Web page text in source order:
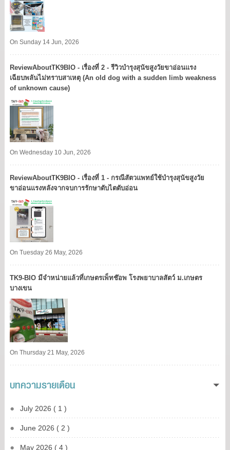
On Sunday 14 Jun, 2026
ReviewAboutTK9BIO - เรื่องที่ 2 - รีวิวบำรุงสุนัขสูงวัยขาอ่อนแรง
เฉียบพลันไม่ทราบสาเหตุ (An old dog with a sudden limb weakness
of unknown cause)
On Wednesday 10 Jun, 2026
ReviewAboutTK9BIO - เรื่องที่ 1 - กรณีสัตวแพทย์ใช้บำรุงสุนัขสูงวัย
ขาอ่อนแรงหลังจากจบการรักษาตับไตตับอ่อน
On Tuesday 26 May, 2026
TK9​-BIO มีจำหน่ายแล้วที่เกษตรเพ็ทช๊อพ โรงพยาบาลสัตว์ ม.เกษตร
บางเขน​
On Thursday 21 May, 2026
บทความรายเดือน
July 2026 ( 1 )
June 2026 ( 2 )
May 2026 ( 4 )